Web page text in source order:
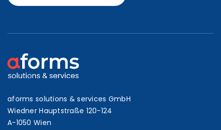
aforms solutions & services GmbH
Wiedner Hauptstraße 120-124
A-1050 Wien